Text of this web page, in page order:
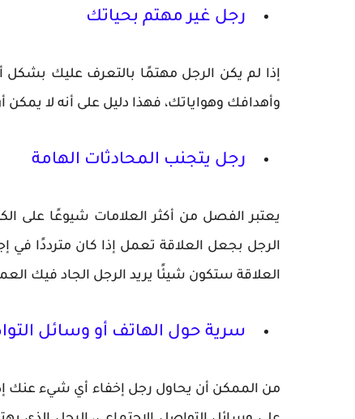
رجل غير مهتم بحياتك
إذا لم يكن الرجل مهتمًا بالتعرف عليك
وأهدافك وهواياتك، فهذا دليل على أنه لا
رجل يتجنب المحادثات الهامة
يعتبر الفصل من أكثر العلامات شيوعًا على
الرجل بجعل العلاقة تعمل إذا كان مترددًا
العلاقة ستكون شيئًا يريد الرجل الجاد فيك
سرية حول الهاتف أو وسائل
من الممكن أن يحاول رجل إخفاء أي شيء عنك